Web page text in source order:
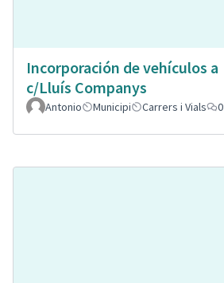
Incorporación de vehículos a
c/Lluís Companys
Antonio Municipi Carrers i Vials 0